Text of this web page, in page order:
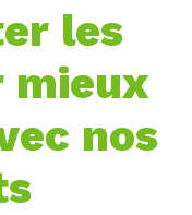
les
mieux
nos